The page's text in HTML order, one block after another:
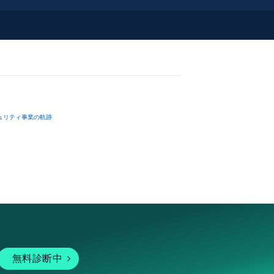
リティ事業の軌跡
無料診断中